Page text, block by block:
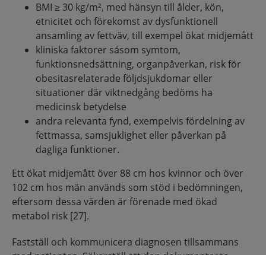
BMI ≥ 30 kg/m², med hänsyn till ålder, kön,
etnicitet och förekomst av dysfunktionell
ansamling av fettväv, till exempel ökat midjemått
kliniska faktorer såsom symtom,
funktionsnedsättning, organpåverkan, risk för
obesitasrelaterade följdsjukdomar eller
situationer där viktnedgång bedöms ha
medicinsk betydelse
andra relevanta fynd, exempelvis fördelning av
fettmassa, samsjuklighet eller påverkan på
dagliga funktioner.
Ett ökat midjemått över 88 cm hos kvinnor och över
102 cm hos män används som stöd i bedömningen,
eftersom dessa värden är förenade med ökad
metabol risk [27].
Fastställ och kommunicera diagnosen tillsammans